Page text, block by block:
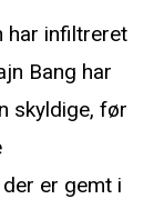
har infiltreret
Bang har
skyldige, før
er gemt i